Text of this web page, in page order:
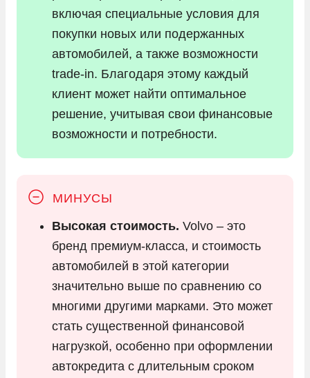
включая специальные условия для
покупки новых или подержанных
автомобилей, а также возможности
trade-in. Благодаря этому каждый
клиент может найти оптимальное
решение, учитывая свои финансовые
возможности и потребности.
Высокая стоимость. Volvo – это
бренд премиум-класса, и стоимость
автомобилей в этой категории
значительно выше по сравнению со
многими другими марками. Это может
стать существенной финансовой
нагрузкой, особенно при оформлении
автокредита с длительным сроком